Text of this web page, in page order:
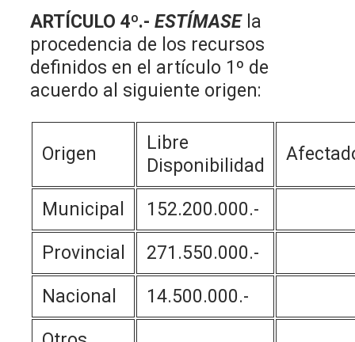
ARTÍCULO 4º.- ESTÍMASE la
procedencia de los recursos
definidos en el artículo 1º de
acuerdo al siguiente origen:
Origen
Libre
Disponibilidad
Municipal 152.200.000.-
Provincial 271.550.000.-
Nacional 14.500.000.-